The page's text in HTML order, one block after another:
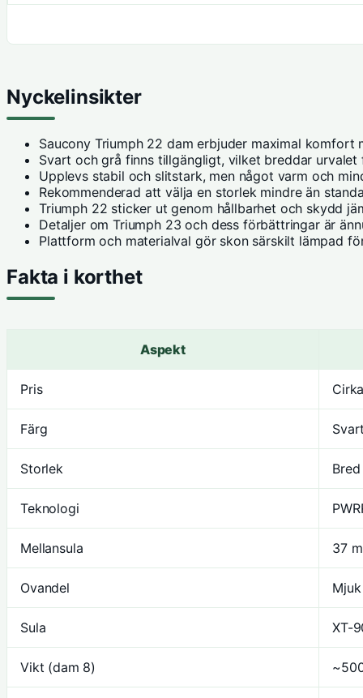
Nyckelinsikter
Saucony Triumph 22 dam erbjuder maximal komfort
Svart och grå finns tillgängligt, vilket breddar
Upplevs stabil och slitstark, men något varm och
Rekommenderad att välja en storlek mindre än
Triumph 22 sticker ut genom hållbarhet och skydd
Detaljer om Triumph 23 och dess förbättringar är
Plattform och materialval gör skon särskilt lämpad
Fakta i korthet
Aspekt
Pris
Färg
Storlek
Teknologi
Mellansula 37
Ovandel
Sula XT-
Vikt (dam 8)